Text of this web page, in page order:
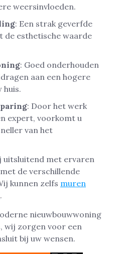
weersinvloeden.
: Een strak geverfde
de esthetische waarde
: Goed onderhouden
aan een hogere
huis.
: Door het werk
expert, voorkomt u
van het
met ervaren
de verschillende
kunnen zelfs muren
.
nieuwbouwwoning
wij zorgen voor een
bij uw wensen.